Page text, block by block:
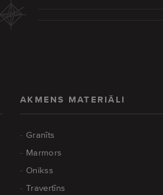
AKMENS MATERIĀLI
Granīts
Marmors
Onikss
Travertīns